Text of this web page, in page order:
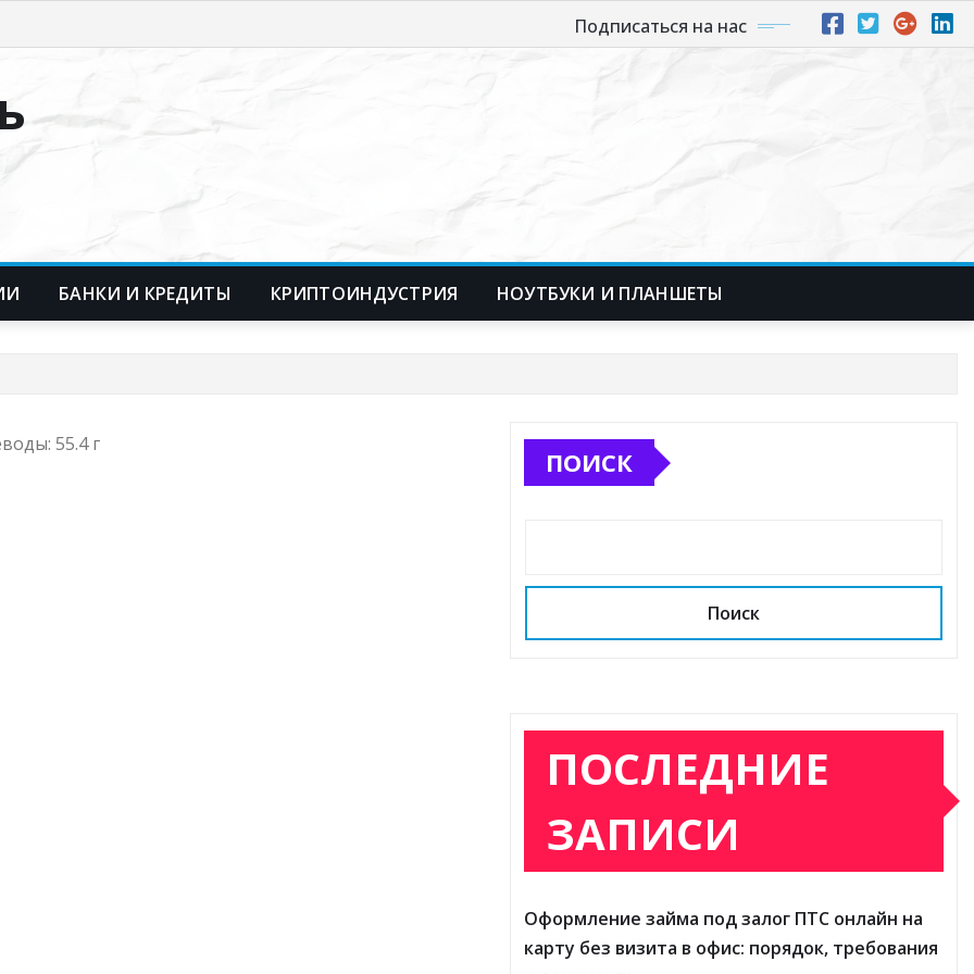
Подписаться на нас
БАНКИ И КРЕДИТЫ КРИПТОИНДУСТРИЯ НОУТБУКИ И ПЛАНШЕТЫ
55.4 г
ПОИСК
Поиск
ПОСЛЕДНИЕ
ЗАПИСИ
Оформление займа под залог ПТС онлайн на
карту без визита в офис: порядок, требования